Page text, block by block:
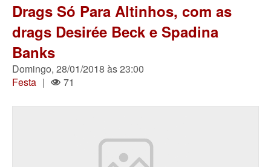
Drags Só Para Altinhos, com as
drags Desirée Beck e Spadina
Banks
Domingo, 28/01/2018 às 23:00
Festa | 71